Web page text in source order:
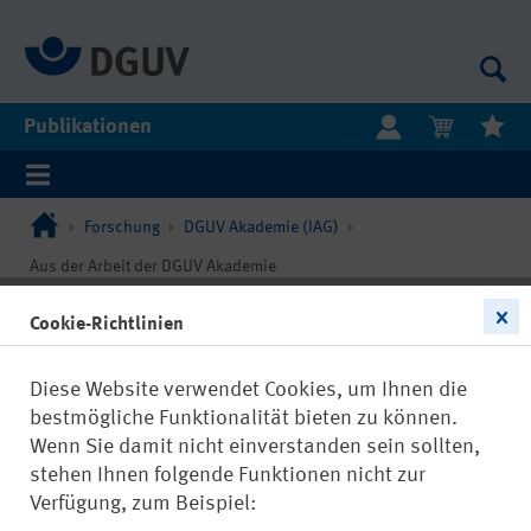
Publikationen
Forschung DGUV Akademie (IAG)
Aus der Arbeit der DGUV Akademie
Cookie-Richtlinien
Diese Website verwendet Cookies, um Ihnen die
bestmögliche Funktionalität bieten zu können.
Wenn Sie damit nicht einverstanden sein sollten,
stehen Ihnen folgende Funktionen nicht zur
Verfügung, zum Beispiel: